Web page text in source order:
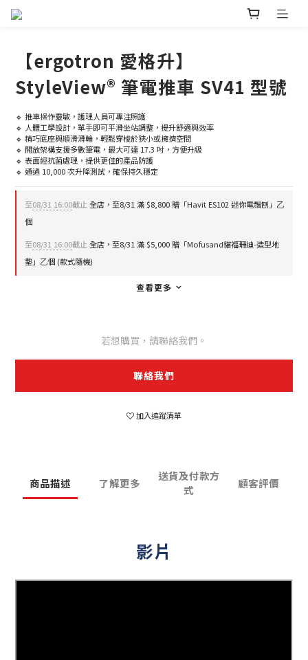
【ergotron 愛格升】
StyleView® 筆電推車 SV41 型號
🔹 推車操作靈敏，護理人員可專注照護
🔹 人體工學設計，單手即可平滑坐站調整，提升舒適與效率
🔹 精巧底座與順滑滑輪，輕鬆穿梭於狹小或擁擠空間
🔹 開放架構支援多數筆電，最大可達 17.3 吋，方便升級
🔹 表面經抗菌處理，提供更佳的產品防護
🔹 通過 10,000 次升降測試，確保持久穩定
至08/31 16:00截止全店，至8/31 滿 $8,800 贈「Havit ES102 迷你電鬚刨」乙
個
至08/31 16:00截止全店，至8/31 滿 $5,000 贈「Mofusand貓福珊迪-造型地
墊」乙個 (款式隨機)
查看更多
若想購買，請聯絡我們。
聯絡我們
加入追蹤清單
商品描述 了解更多
送貨及付款方
式
顧客評價
影片